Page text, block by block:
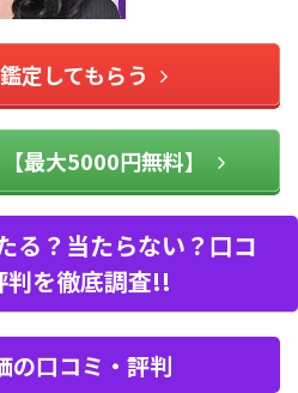
定してもらう
最大5000円無料】
る？当たらない？口コ
判を徹底調査!!
の口コミ・評判